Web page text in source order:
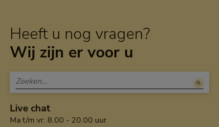
Heeft u nog vragen?
Wij zijn er voor u
Live chat
Ma t/m vr: 8.00 - 20.00 uurMaandag tot en met vrijdag